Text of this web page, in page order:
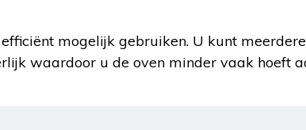
mogelijk gebruiken. U kunt meerdere
waardoor u de oven minder vaak hoeft